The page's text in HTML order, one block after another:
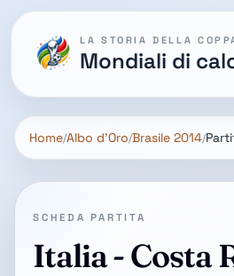
Mondiali di
Home Albo d'Oro Brasile 2014
SCHEDA PARTITA
Italia - Costa